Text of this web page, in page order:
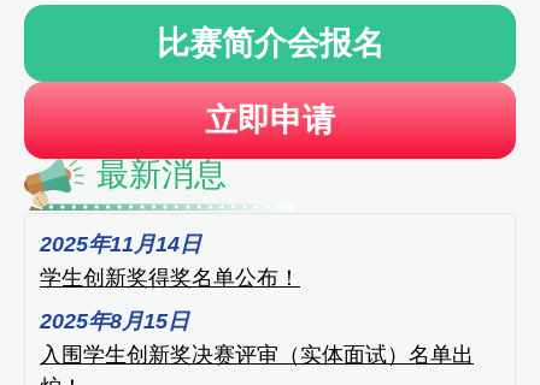
比赛简介会报名
立即申请
最新消息
2025年11月14日
学生创新奖得奖名单公布！
2025年8月15日
入围学生创新奖决赛评审（实体面试）名单出